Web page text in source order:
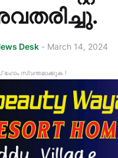
Desk - March 14, 2024
ഹോം സ്വന്തമാക്കുക !